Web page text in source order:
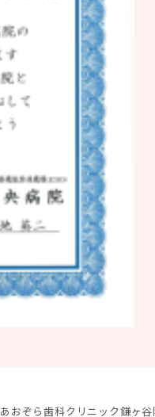
あおぞら歯科クリニック鎌ヶ